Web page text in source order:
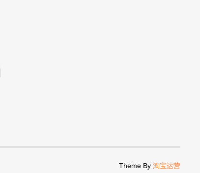
Theme By 淘宝运营